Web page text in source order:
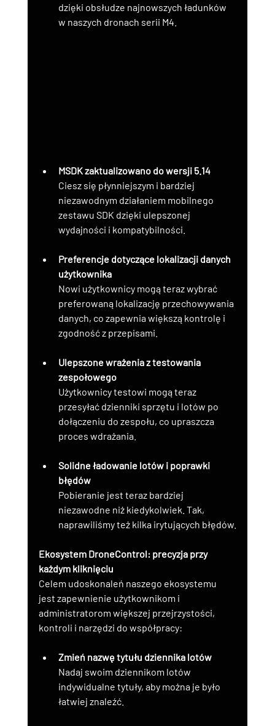
dzięki obsłudze najnowszych ładunków
w naszych dronach serii M4.
MSDK zaktualizowano do wersji 5.14
Ciesz się płynniejszym i bardziej
niezawodnym działaniem mobilnego
zestawu SDK dzięki ulepszonej
wydajności i kompatybilności.
Preferencje dotyczące lokalizacji danych
użytkownika
Nowi użytkownicy mogą teraz wybrać
preferowaną lokalizację przechowywania
danych, co zapewnia większą kontrolę i
zgodność z przepisami.
Ulepszone wrażenia z testowania
zespołowego
Użytkownicy testowi mogą teraz
przesyłać dzienniki sprzętu i lotów po
dołączeniu do zespołu, co upraszcza
proces wdrażania.
Solidne ładowanie lotów i poprawki
błędów
Pobieranie jest teraz bardziej
niezawodne niż kiedykolwiek. Tak,
naprawiliśmy też kilka irytujących błędów.
Ekosystem DroneControl: precyzja przy
każdym kliknięciu
Celem udoskonaleń naszego ekosystemu
jest zapewnienie użytkownikom i
administratorom większej przejrzystości,
kontroli i narzędzi do współpracy:
Zmień nazwę tytułu dziennika lotów
Nadaj swoim dziennikom lotów
indywidualne tytuły, aby można je było
łatwiej znaleźć.